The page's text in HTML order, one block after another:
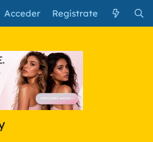
Acceder Regístrate